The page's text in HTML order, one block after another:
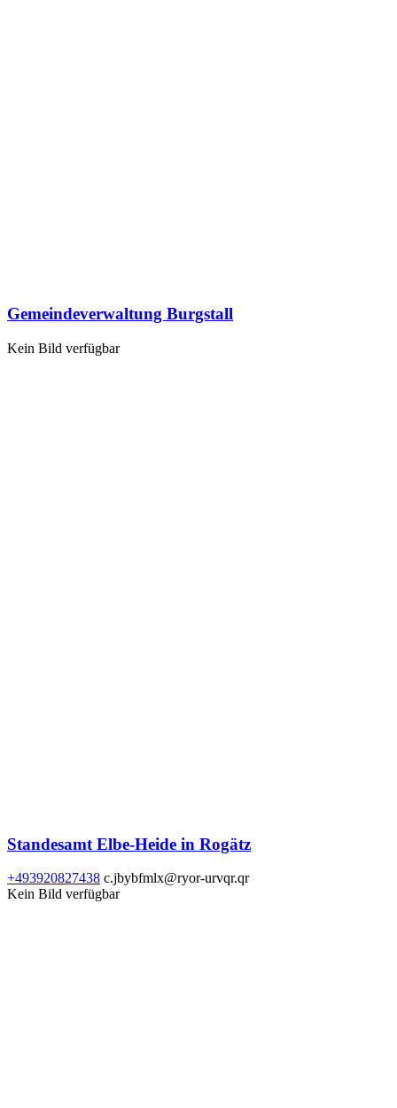
Gemeindeverwaltung Burgstall
Kein Bild verfügbar
Standesamt Elbe-Heide in Rogätz
+493920827438 c.jbybfmlx@ryor-urvqr.qr
Kein Bild verfügbar